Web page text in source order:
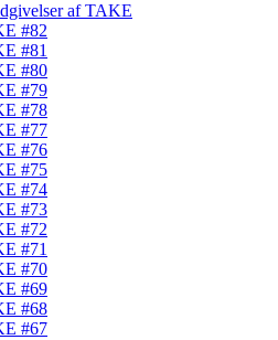
af TAKE
#82
#81
#80
#79
#78
#77
#76
#75
#74
#73
#72
#71
#70
#69
#68
#67